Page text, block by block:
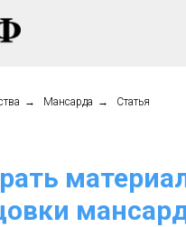
→ Мансарда → Статья